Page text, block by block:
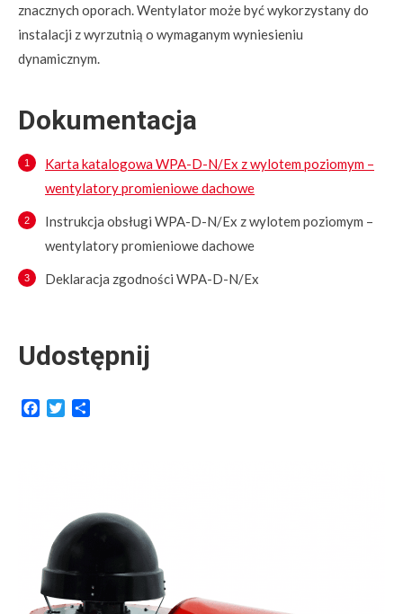
znacznych oporach. Wentylator może być wykorzystany do
instalacji z wyrzutnią o wymaganym wyniesieniu
dynamicznym.
Dokumentacja
Karta katalogowa WPA-D-N/Ex z wylotem poziomym –
wentylatory promieniowe dachowe
Instrukcja obsługi WPA-D-N/Ex z wylotem poziomym –
wentylatory promieniowe dachowe
Deklaracja zgodności WPA-D-N/Ex
Udostępnij
Facebook
Twitter